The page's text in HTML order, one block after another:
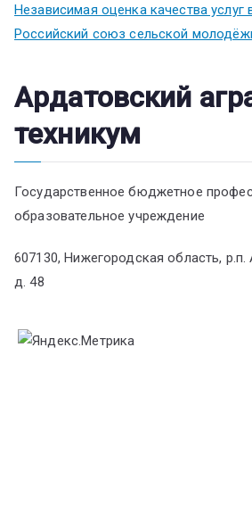
Независимая оценка качества
Российский союз сельской
Ардатовский
техникум
Государственное бюджетное
образовательное учреждение
607130, Нижегородская область, р.п.
д. 48